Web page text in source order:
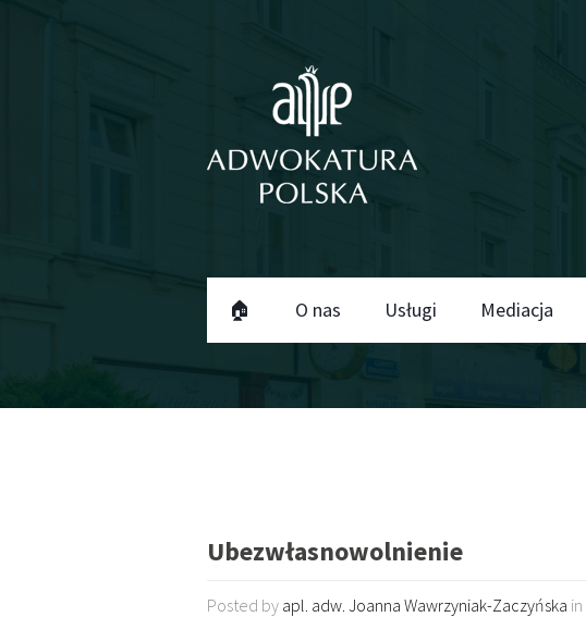
🏠 O nas Usługi Mediacja
Ubezwłasnowolnienie
Posted by apl. adw. Joanna Wawrzyniak-Zaczyńska in